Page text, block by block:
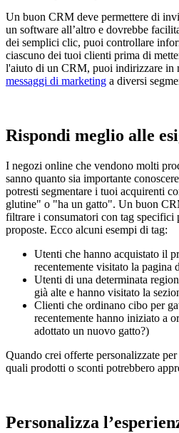
Un buon CRM deve permettere di
un software all’altro e dovrebbe
dei semplici clic, puoi controllare
ciascuno dei tuoi clienti prima di
l'aiuto di un CRM, puoi indirizzare in
messaggi di marketing a diversi
Rispondi meglio alle
I negozi online che vendono molti
sanno quanto sia importante
potresti segmentare i tuoi acquirenti
glutine" o "ha un gatto". Un buon
filtrare i consumatori con tag specifici
proposte. Ecco alcuni esempi di tag:
Utenti che hanno acquistato il
recentemente visitato la pagina
Utenti di una determinata
già alte e hanno visitato la
Clienti che ordinano cibo per
recentemente hanno iniziato a
adottato un nuovo gatto?)
Quando crei offerte personalizzate
quali prodotti o sconti potrebbero
Personalizza